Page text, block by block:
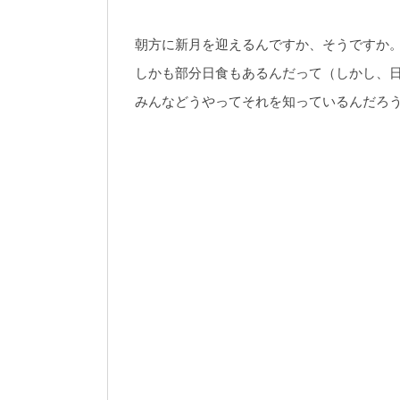
朝方に新月を迎えるんですか、そうですか。
しかも部分日食もあるんだって（しかし、
みんなどうやってそれを知っているんだろう